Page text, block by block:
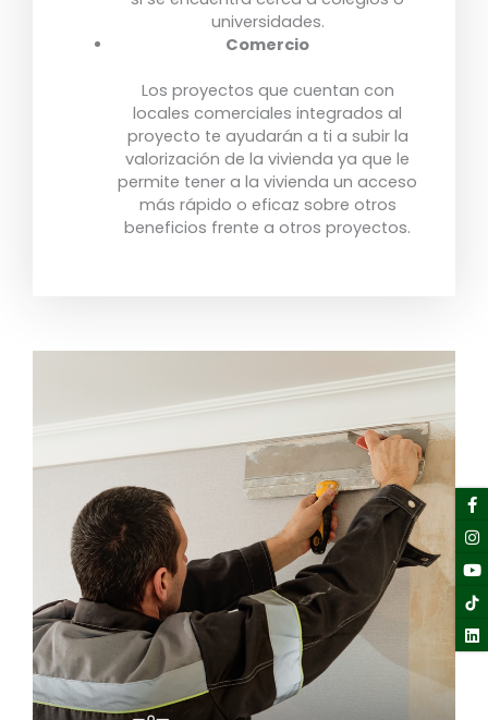
universidades.
Comercio
Los proyectos que cuentan con
locales comerciales integrados al
proyecto te ayudarán a ti a subir la
valorización de la vivienda ya que le
permite tener a la vivienda un acceso
más rápido o eficaz sobre otros
beneficios frente a otros proyectos.
f